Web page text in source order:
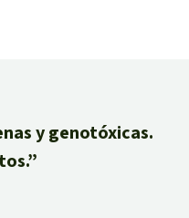
y genotóxicas.